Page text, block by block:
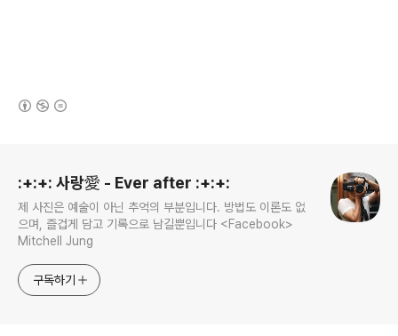
:+:+: 사랑愛 - Ever after :+:+:
제 사진은 예술이 아닌 추억의 부분입니다. 방법도 이론도 없
으며, 즐겁게 담고 기록으로 남길뿐입니다 <Facebook>
Mitchell Jung
구독하기